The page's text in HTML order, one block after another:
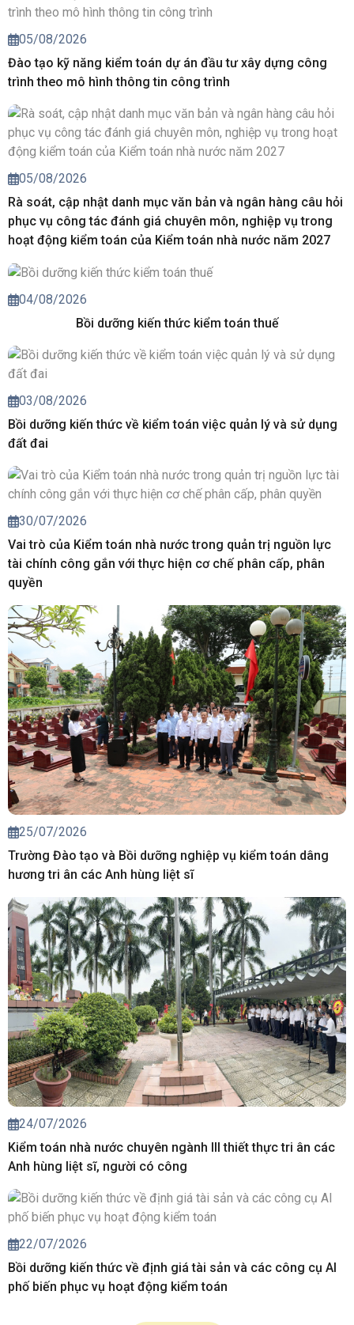
05/08/2026
Đào tạo kỹ năng kiểm toán dự án đầu tư xây dựng công
trình theo mô hình thông tin công trình
05/08/2026
Rà soát, cập nhật danh mục văn bản và ngân hàng câu hỏi
phục vụ công tác đánh giá chuyên môn, nghiệp vụ trong
hoạt động kiểm toán của Kiểm toán nhà nước năm 2027
04/08/2026
Bồi dưỡng kiến thức kiểm toán thuế
03/08/2026
Bồi dưỡng kiến thức về kiểm toán việc quản lý và sử dụng
đất đai
30/07/2026
Vai trò của Kiểm toán nhà nước trong quản trị nguồn lực
tài chính công gắn với thực hiện cơ chế phân cấp, phân
quyền
25/07/2026
Trường Đào tạo và Bồi dưỡng nghiệp vụ kiểm toán dâng
hương tri ân các Anh hùng liệt sĩ
24/07/2026
Kiểm toán nhà nước chuyên ngành III thiết thực tri ân các
Anh hùng liệt sĩ, người có công
22/07/2026
Bồi dưỡng kiến thức về định giá tài sản và các công cụ AI
phố biến phục vụ hoạt động kiểm toán